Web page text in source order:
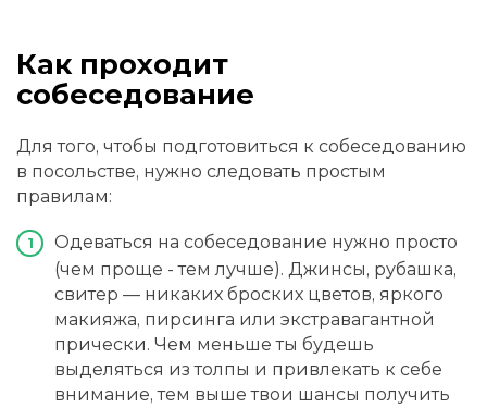
Как проходит
собеседование
Для того, чтобы подготовиться к собеседованию
в посольстве, нужно следовать простым
правилам:
Одеваться на собеседование нужно просто
(чем проще - тем лучше). Джинсы, рубашка,
свитер — никаких броских цветов, яркого
макияжа, пирсинга или экстравагантной
прически. Чем меньше ты будешь
выделяться из толпы и привлекать к себе
внимание, тем выше твои шансы получить